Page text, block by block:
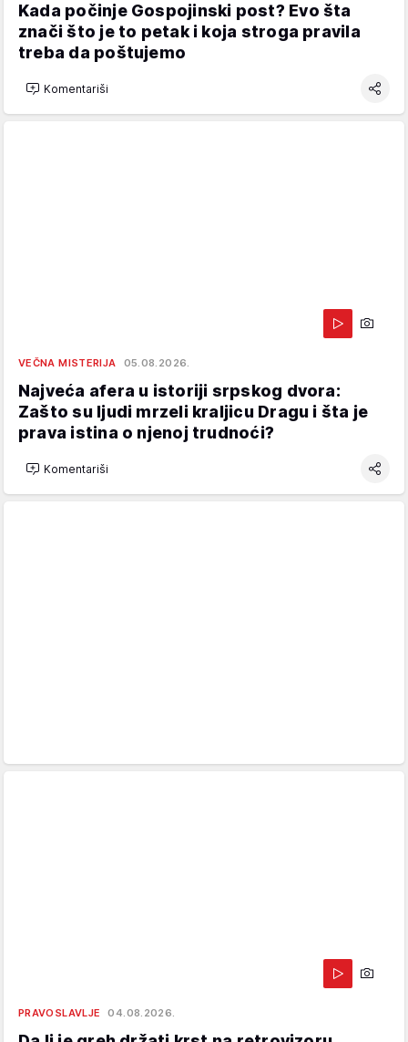
Kada počinje Gospojinski post? Evo šta
znači što je to petak i koja stroga pravila
treba da poštujemo
Komentariši
VEČNA MISTERIJA 05.08.2026.
Najveća afera u istoriji srpskog dvora:
Zašto su ljudi mrzeli kraljicu Dragu i šta je
prava istina o njenoj trudnoći?
Komentariši
PRAVOSLAVLJE 04.08.2026.